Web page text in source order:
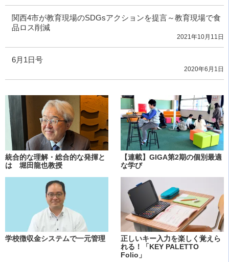
関西4市が教育現場のSDGsアクションを提言～教育現場で食
品ロス削減
2021年10月11日
6月1日号
2020年6月1日
統合的な理解・総合的な発揮と
は 堀田龍也教授
【連載】GIGA第2期の個別最適
な学び
学校徴収金システムで一元管理
正しいキー入力を楽しく覚えら
れる！「KEY PALETTO
Folio」